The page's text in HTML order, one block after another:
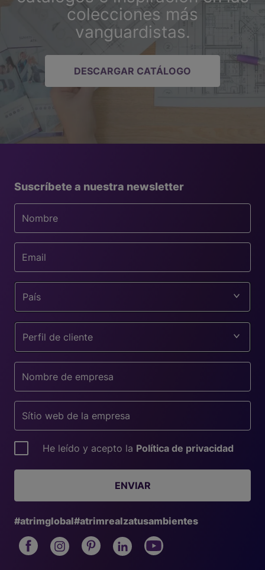
colecciones más
vanguardistas.
DESCARGAR CATÁLOGO
Suscríbete a nuestra newsletter
País
Perfil de cliente
He leído y acepto la Política de privacidad
ENVIAR
#atrimglobal#atrimrealzatusambientes